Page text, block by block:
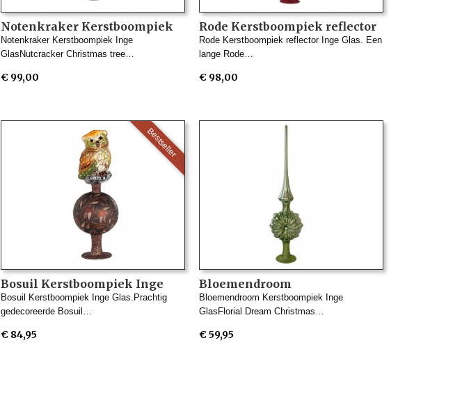
Notenkraker Kerstboompiek
Inge Glas
Notenkraker Kerstboompiek Inge
GlasNutcracker Christmas tree…
€ 99,00
Rode Kerstboompiek reflector
Inge Glas
Rode Kerstboompiek reflector Inge Glas. Een
lange Rode…
€ 98,00
Bestseller
Bosuil Kerstboompiek Inge
Glas
Bosuil Kerstboompiek Inge Glas.Prachtig
gedecoreerde Bosuil…
€ 84,95
Bloemendroom
Kerstboompiek Inge Glas
Bloemendroom Kerstboompiek Inge
GlasFlorial Dream Christmas…
€ 59,95